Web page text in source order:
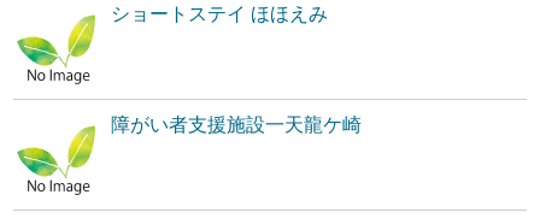
ショートステイ ほほえみ
障がい者支援施設一天龍ケ崎